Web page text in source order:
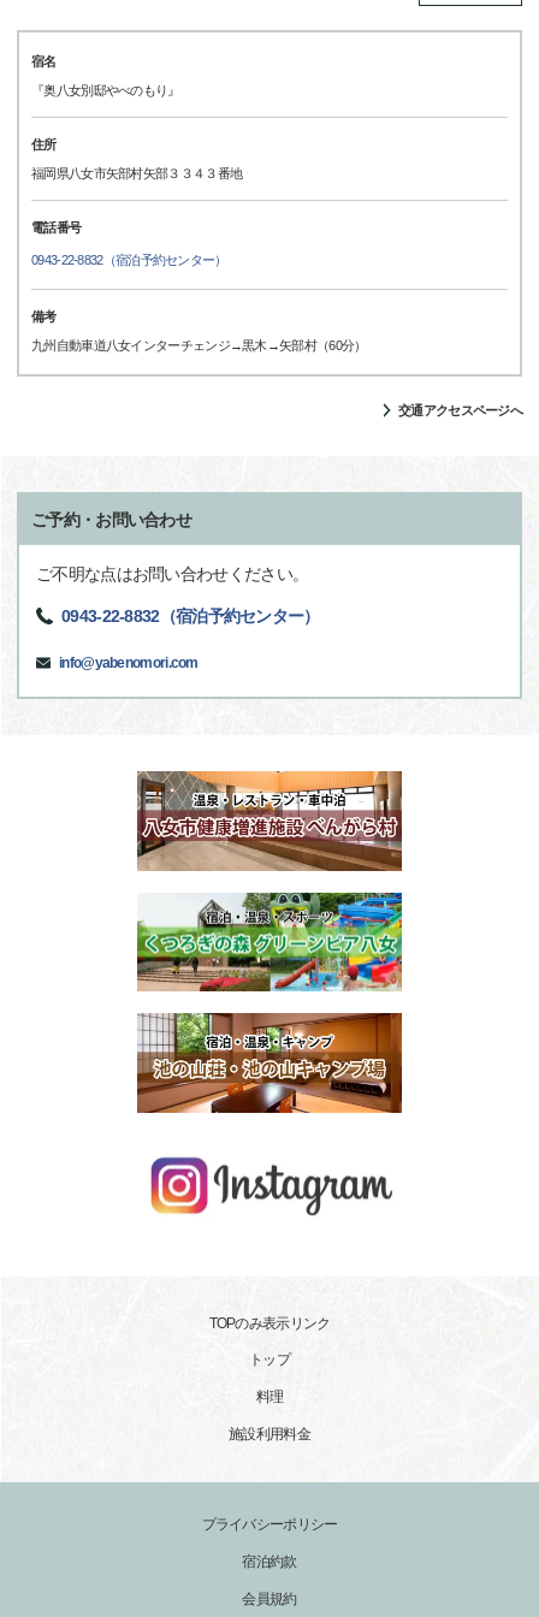
宿名
『奥八女別邸やべのもり』
住所
福岡県八女市矢部村矢部３３４３番地
電話番号
0943-22-8832（宿泊予約センター）
備考
九州自動車道八女インターチェンジ→黒木→矢部村（60分）
交通アクセスページへ
ご予約・お問い合わせ
ご不明な点はお問い合わせください。
0943-22-8832（宿泊予約センター）
info@yabenomori.com
TOPのみ表示リンク
トップ
料理
施設利用料金
プライバシーポリシー
宿泊約款
会員規約